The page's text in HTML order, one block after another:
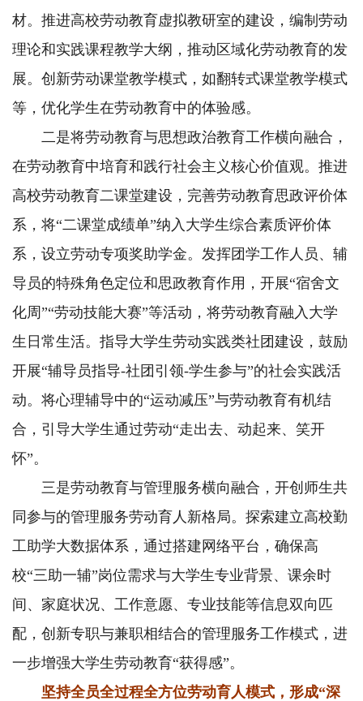
材。推进高校劳动教育虚拟教研室的建设，编制劳动
理论和实践课程教学大纲，推动区域化劳动教育的发
展。创新劳动课堂教学模式，如翻转式课堂教学模式
等，优化学生在劳动教育中的体验感。
二是将劳动教育与思想政治教育工作横向融合，
在劳动教育中培育和践行社会主义核心价值观。推进
高校劳动教育二课堂建设，完善劳动教育思政评价体
系，将“二课堂成绩单”纳入大学生综合素质评价体
系，设立劳动专项奖助学金。发挥团学工作人员、辅
导员的特殊角色定位和思政教育作用，开展“宿舍文
化周”“劳动技能大赛”等活动，将劳动教育融入大学
生日常生活。指导大学生劳动实践类社团建设，鼓励
开展“辅导员指导-社团引领-学生参与”的社会实践活
动。将心理辅导中的“运动减压”与劳动教育有机结
合，引导大学生通过劳动“走出去、动起来、笑开
怀”。
三是劳动教育与管理服务横向融合，开创师生共
同参与的管理服务劳动育人新格局。探索建立高校勤
工助学大数据体系，通过搭建网络平台，确保高
校“三助一辅”岗位需求与大学生专业背景、课余时
间、家庭状况、工作意愿、专业技能等信息双向匹
配，创新专职与兼职相结合的管理服务工作模式，进
一步增强大学生劳动教育“获得感”。
坚持全员全过程全方位劳动育人模式，形成“深